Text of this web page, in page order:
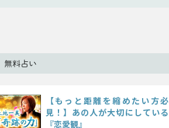
無料占い
【もっと距離を縮めたい方必
見！】あの人が大切にしている
『恋愛観』